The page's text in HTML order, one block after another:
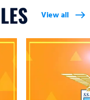
View all east